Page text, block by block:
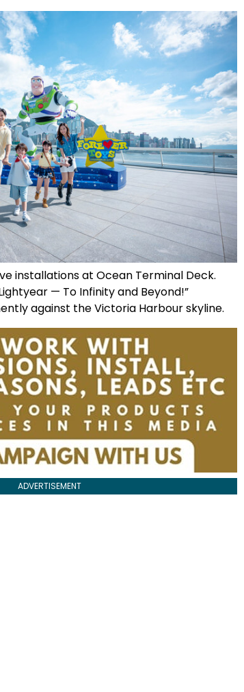
installations at Ocean Terminal Deck.
— To Infinity and Beyond!”
against the Victoria Harbour skyline.
ADVERTISEMENT